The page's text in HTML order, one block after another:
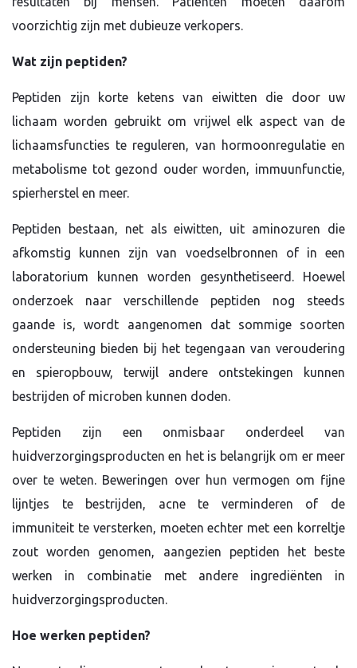
voorzichtig zijn met dubieuze verkopers.
Wat zijn peptiden?
Peptiden zijn korte ketens van eiwitten die door uw
lichaam worden gebruikt om vrijwel elk aspect van de
lichaamsfuncties te reguleren, van hormoonregulatie en
metabolisme tot gezond ouder worden, immuunfunctie,
spierherstel en meer.
Peptiden bestaan, net als eiwitten, uit aminozuren die
afkomstig kunnen zijn van voedselbronnen of in een
laboratorium kunnen worden gesynthetiseerd. Hoewel
onderzoek naar verschillende peptiden nog steeds
gaande is, wordt aangenomen dat sommige soorten
ondersteuning bieden bij het tegengaan van veroudering
en spieropbouw, terwijl andere ontstekingen kunnen
bestrijden of microben kunnen doden.
Peptiden zijn een onmisbaar onderdeel van
huidverzorgingsproducten en het is belangrijk om er meer
over te weten. Beweringen over hun vermogen om fijne
lijntjes te bestrijden, acne te verminderen of de
immuniteit te versterken, moeten echter met een korreltje
zout worden genomen, aangezien peptiden het beste
werken in combinatie met andere ingrediënten in
huidverzorgingsproducten.
Hoe werken peptiden?